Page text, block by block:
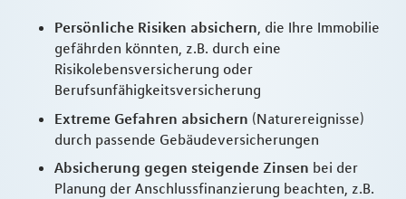
Persönliche Risiken absichern , die Ihre Immobilie
gefährden könnten, z.B. durch eine
Risikolebensversicherung oder
Berufsunfähigkeitsversicherung
Extreme Gefahren absichern (Naturereignisse)
durch passende Gebäudeversicherungen
Absicherung gegen steigende Zinsen bei der
Planung der Anschlussfinanzierung beachten, z.B.